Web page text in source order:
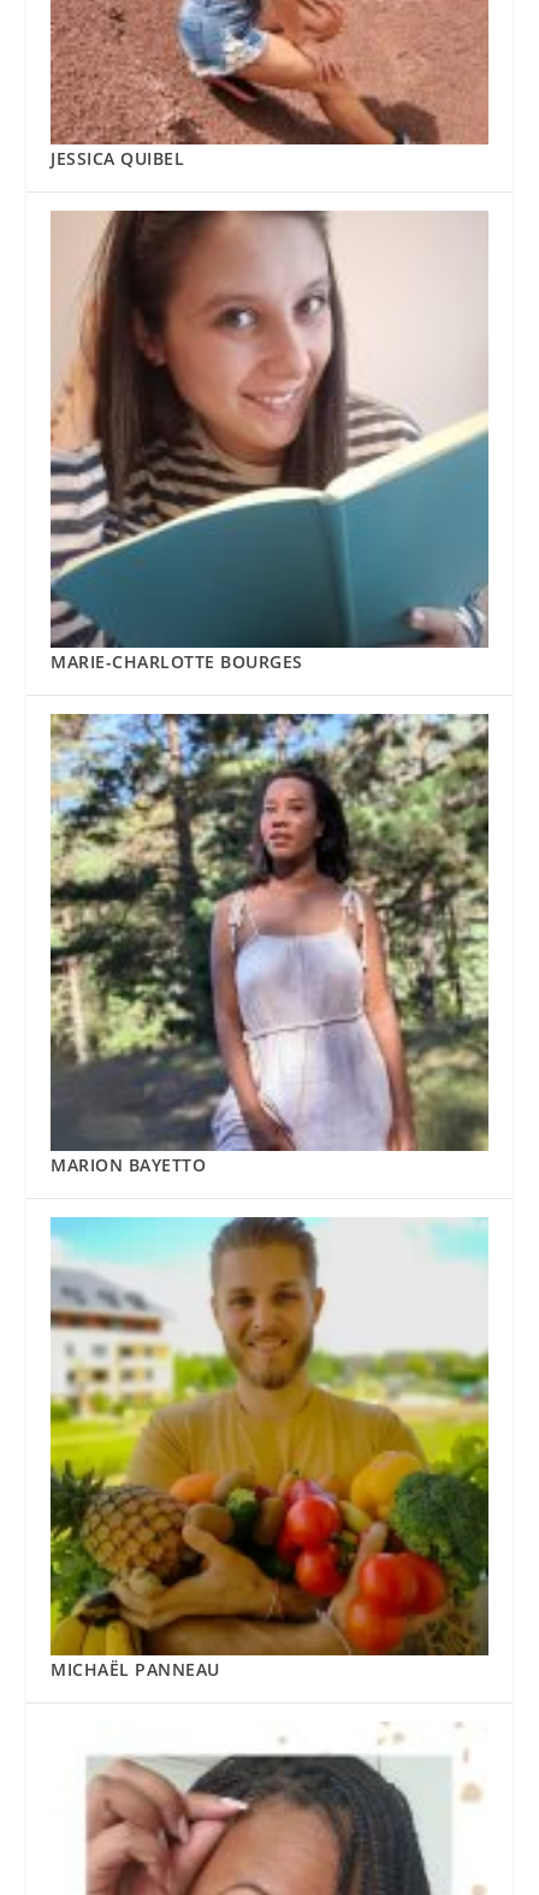
JESSICA QUIBEL
MARIE-CHARLOTTE BOURGES
MARION BAYETTO
MICHAËL PANNEAU